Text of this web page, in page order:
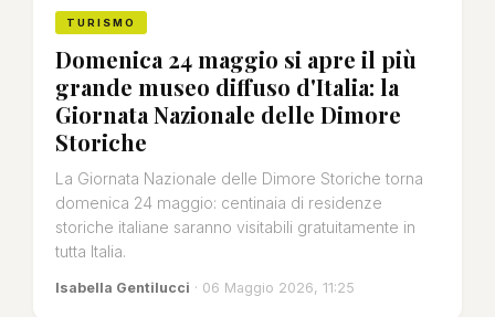
TURISMO
Domenica 24 maggio si apre il più
grande museo diffuso d'Italia: la
Giornata Nazionale delle Dimore
Storiche
La Giornata Nazionale delle Dimore Storiche torna
domenica 24 maggio: centinaia di residenze
storiche italiane saranno visitabili gratuitamente in
tutta Italia.
Isabella Gentilucci · 06 Maggio 2026, 11:25